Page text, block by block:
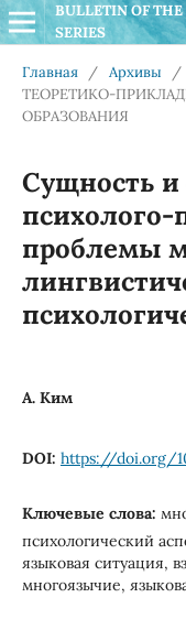
BULLETIN OF
SERIES
Главная / Архивы /
ТЕОРЕТИКО-
ОБРАЗОВАНИЯ
Сущность
психолого-
проблемы
А. Ким
DOI: https://doi.org/
Ключевые слова:
психологический
языковая ситуация,
многоязычие,